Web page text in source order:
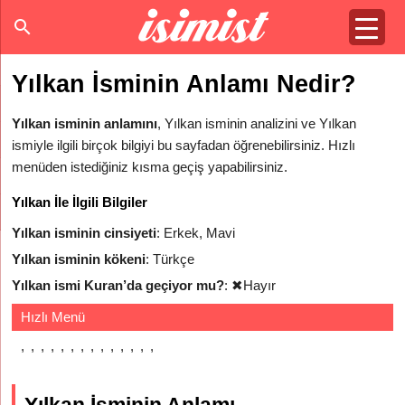
Yılkan İsminin Anlamı Nedir?
Yılkan isminin anlamını, Yılkan isminin analizini ve Yılkan
ismiyle ilgili birçok bilgiyi bu sayfadan öğrenebilirsiniz. Hızlı
menüden istediğiniz kısma geçiş yapabilirsiniz.
Yılkan İle İlgili Bilgiler
Yılkan isminin cinsiyeti: Erkek, Mavi
Yılkan isminin kökeni: Türkçe
Yılkan ismi Kuran’da geçiyor mu?: ✖Hayır
Hızlı Menü